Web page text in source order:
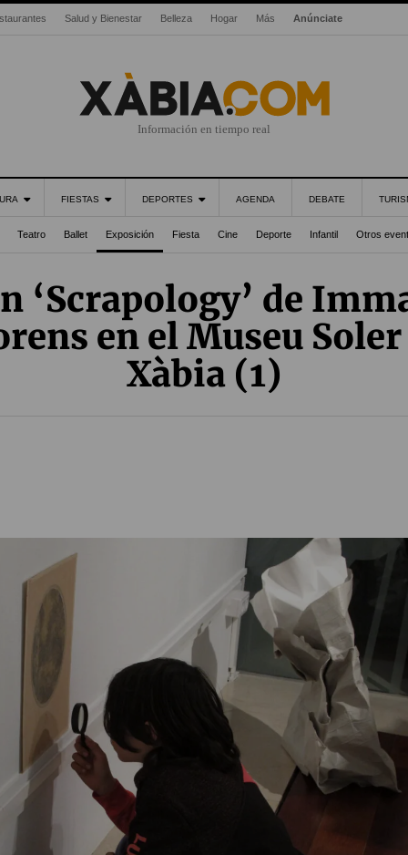
Salud y Bienestar Belleza Hogar Más Anúnciate
Información en tiempo real
FIESTAS DEPORTES AGENDA DEBATE
Teatro Ballet Exposición Fiesta Cine Deporte Infantil Otros
‘Scrapology’ de
en el Museu Soler
Xàbia (1)